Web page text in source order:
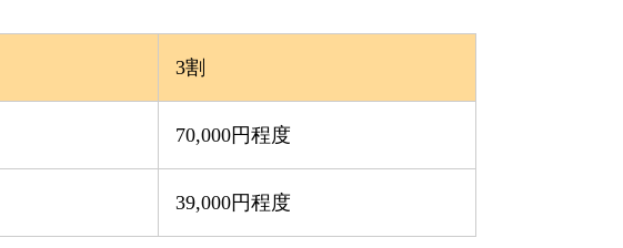
3割
70,000円程度
39,000円程度